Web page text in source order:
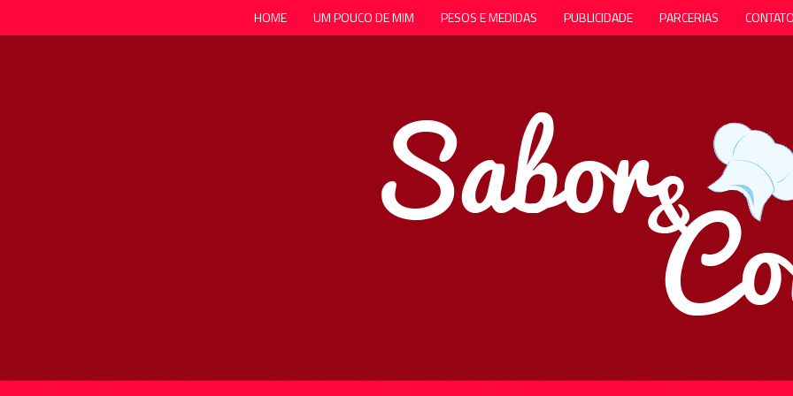
HOME UM POUCO DE MIM PESOS E MEDIDAS PUBLICIDADE PARCERIAS